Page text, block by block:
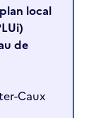
local
de
Caux